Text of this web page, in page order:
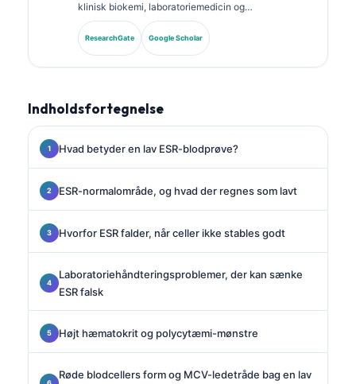
klinisk biokemi, laboratoriemedicin og
biomarkørforskning. Tidligere præsident for det tyske
selskab for klinisk kemi, og han specialiserer sig i
analyse af diagnostiske paneler, standardisering af
ResearchGate Google Scholar
Indholdsfortegnelse
Hvad betyder en lav ESR-blodprøve?
ESR-normalområde, og hvad der regnes som lavt
Hvorfor ESR falder, når celler ikke stables godt
Laboratoriehåndteringsproblemer, der kan sænke
ESR falsk
Højt hæmatokrit og polycytæmi-mønstre
Røde blodcellers form og MCV-ledetråde bag en lav